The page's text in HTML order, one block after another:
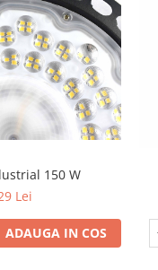
150 W
Lei
ADAUGA IN COS